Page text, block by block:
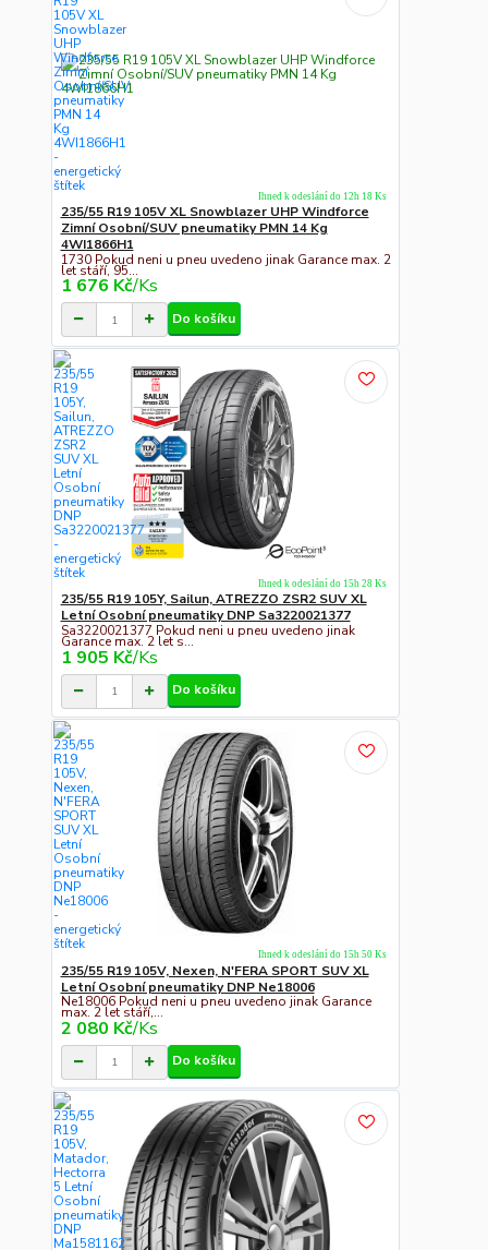
235/55 R19 105V XL Snowblazer UHP Windforce
Zimní Osobní/SUV pneumatiky PMN 14 Kg
4WI1866H1
1730 Pokud neni u pneu uvedeno jinak Garance max. 2
let stáří, 95...
1 676 Kč/Ks
Ihned k odeslání do 12h 18 Ks
Do košíku
235/55 R19 105Y, Sailun, ATREZZO ZSR2 SUV XL
Letní Osobní pneumatiky DNP Sa3220021377
Sa3220021377 Pokud neni u pneu uvedeno jinak
Garance max. 2 let s...
1 905 Kč/Ks
Ihned k odeslání do 15h 28 Ks
Do košíku
235/55 R19 105V, Nexen, N'FERA SPORT SUV XL
Letní Osobní pneumatiky DNP Ne18006
Ne18006 Pokud neni u pneu uvedeno jinak Garance
max. 2 let stáří,...
2 080 Kč/Ks
Ihned k odeslání do 15h 50 Ks
Do košíku